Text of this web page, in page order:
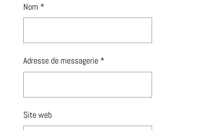
Nom *
Adresse de messagerie *
Site web